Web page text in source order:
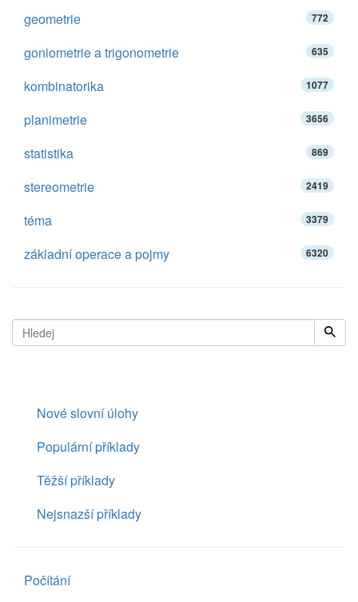
geometrie 772
goniometrie a trigonometrie 635
kombinatorika 1077
planimetrie 3656
statistika 869
stereometrie 2419
téma 3379
základní operace a pojmy 6320
Nové slovní úlohy
Populární příklady
Těžší příklady
Nejsnazší příklady
Počítání